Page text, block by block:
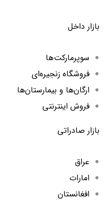
بازار داخل
سوپرمارکت‌ها
فروشگاه زنجیره‌ای
ارگان‌ها و بیمارستان‌ها
فروش اینترنتی
بازار صادراتی
عراق
امارات
افغانستان